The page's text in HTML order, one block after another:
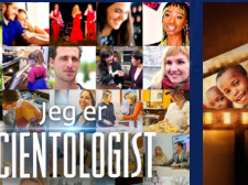
UDFORSK SERIEN